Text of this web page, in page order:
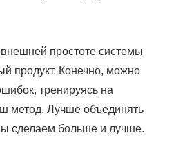
простоте системы
продукт. Конечно, можно
тренируясь на
метод. Лучше объединять
сделаем больше и лучше.